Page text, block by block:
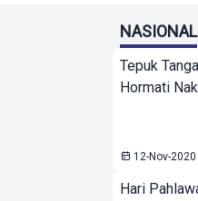
NASIONAL
Tepuk
Hormati
12-Nov-2020
Hari